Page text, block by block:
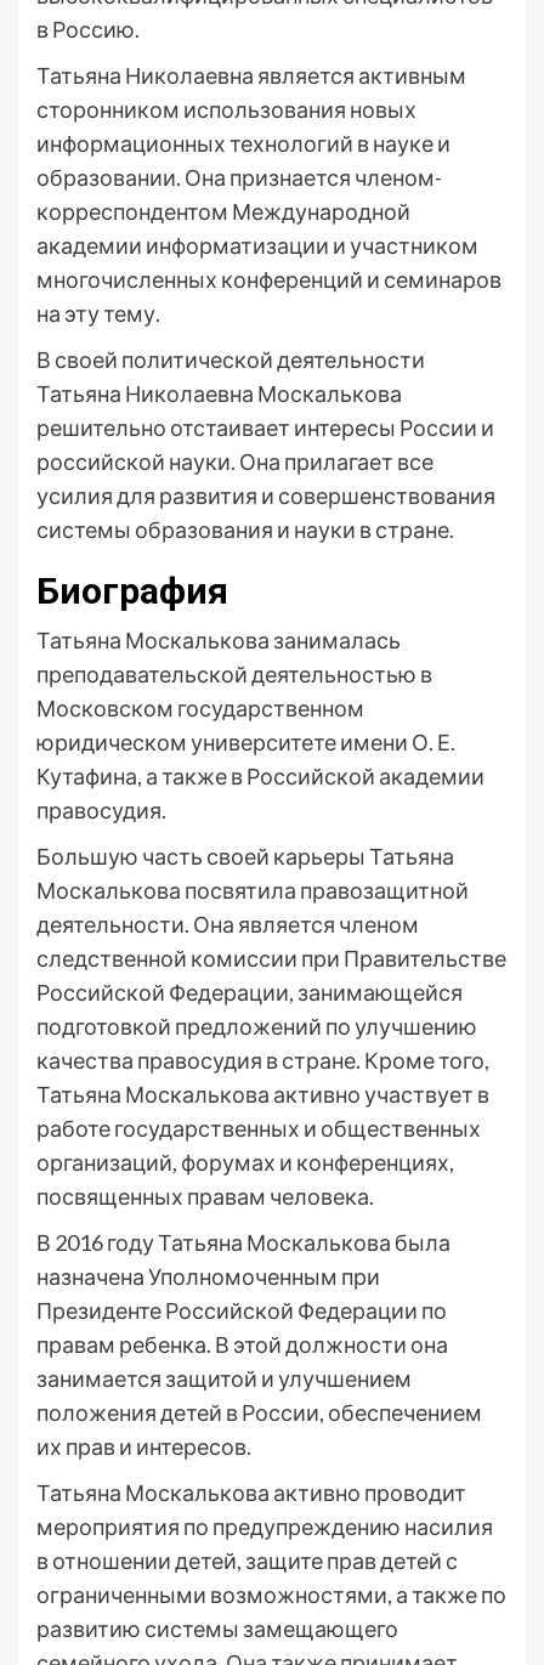
в Россию.
Татьяна Николаевна является активным
сторонником использования новых
информационных технологий в науке и
образовании. Она признается членом-
корреспондентом Международной
академии информатизации и участником
многочисленных конференций и семинаров
на эту тему.
В своей политической деятельности
Татьяна Николаевна Москалькова
решительно отстаивает интересы России и
российской науки. Она прилагает все
усилия для развития и совершенствования
системы образования и науки в стране.
Биография
Татьяна Москалькова занималась
преподавательской деятельностью в
Московском государственном
юридическом университете имени О. Е.
Кутафина, а также в Российской академии
правосудия.
Большую часть своей карьеры Татьяна
Москалькова посвятила правозащитной
деятельности. Она является членом
следственной комиссии при Правительстве
Российской Федерации, занимающейся
подготовкой предложений по улучшению
качества правосудия в стране. Кроме того,
Татьяна Москалькова активно участвует в
работе государственных и общественных
организаций, форумах и конференциях,
посвященных правам человека.
В 2016 году Татьяна Москалькова была
назначена Уполномоченным при
Президенте Российской Федерации по
правам ребенка. В этой должности она
занимается защитой и улучшением
положения детей в России, обеспечением
их прав и интересов.
Татьяна Москалькова активно проводит
мероприятия по предупреждению насилия
в отношении детей, защите прав детей с
ограниченными возможностями, а также по
развитию системы замещающего